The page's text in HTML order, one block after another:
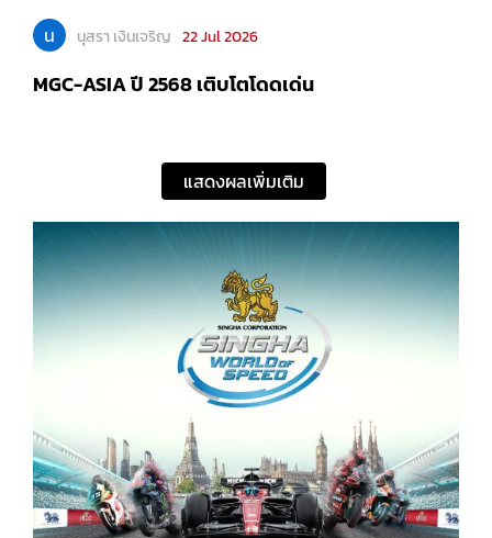
น นุสรา เงินเจริญ 22 Jul 2026
MGC-ASIA ปี 2568 เติบโตโดดเด่น
แสดงผลเพิ่มเติม